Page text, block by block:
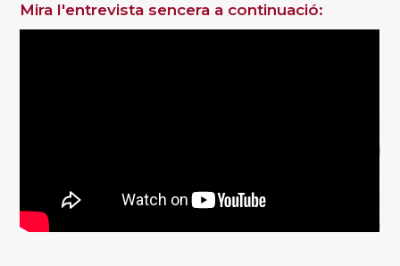
Mira l'entrevista sencera a continuació: